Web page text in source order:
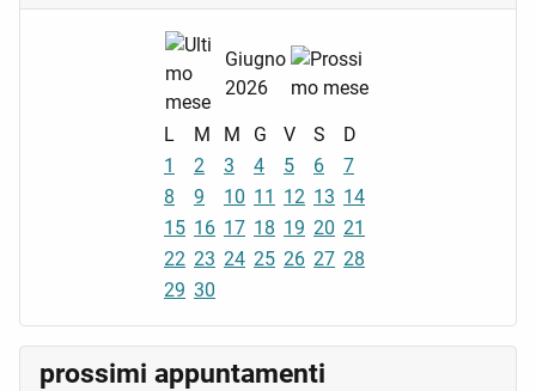
Giugno
2026
L M M G V S
D
1
2 3 4 5 6
7
8
9 10 11 12 13 14
15 16 17 18 19 20 21
22 23 24 25 26 27 28
29 30
prossimi appuntamenti